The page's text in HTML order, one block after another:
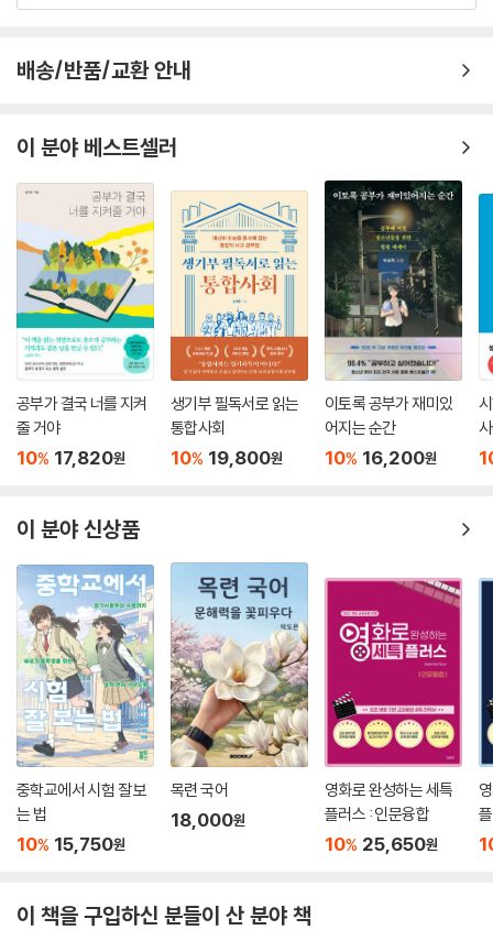
배송/반품/교환 안내
이 분야 베스트셀러
공부가 결국 너를 지켜
줄 거야
10% 17,820원
생기부 필독서로 읽는
통합사회
10% 19,800원
이토록 공부가 재미있
어지는 순간
10% 16,200원
이 분야 신상품
중학교에서 시험 잘 보
는 법
10% 15,750원
목련 국어
18,000원
영화로 완성하는 세특
플러스 : 인문융합
10% 25,650원
이 책을 구입하신 분들이 산 분야 책